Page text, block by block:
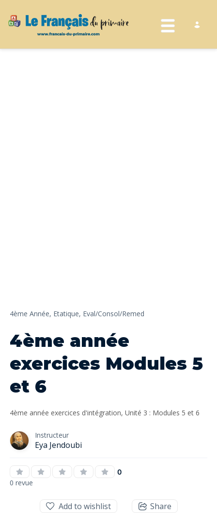
Toggle
4ème Année, Etatique, Eval/Consol/Remed
4ème année
exercices Modules 5
et 6
4ème année exercices d'intégration, Unité 3 : Modules 5 et 6
Instructeur
Eya Jendoubi
0
0 revue
Add to wishlist Share